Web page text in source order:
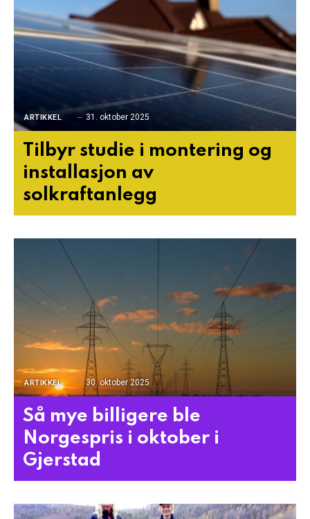
ARTIKKEL 31. oktober 2025
Tilbyr studie i montering og
installasjon av
solkraftanlegg
ARTIKKEL 30. oktober 2025
Så mye billigere ble
Norgespris i oktober i
Gjerstad